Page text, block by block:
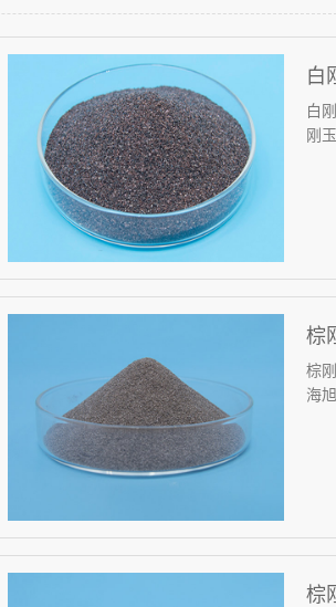
白
白
刚
棕
棕
海
棕